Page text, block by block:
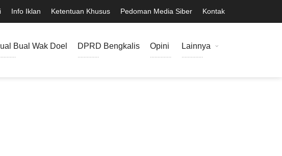
Info Iklan Ketentuan Khusus Pedoman Media Siber Kontak
Bual Wak Doel DPRD Bengkalis
..............
Opini
..............
Lainnya
..............